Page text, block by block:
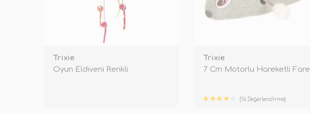
Trixie
Oyun Eldiveni Renkli
Trixie
7 Cm Motorlu Hareketli Fare
(16 Değerlendirme)